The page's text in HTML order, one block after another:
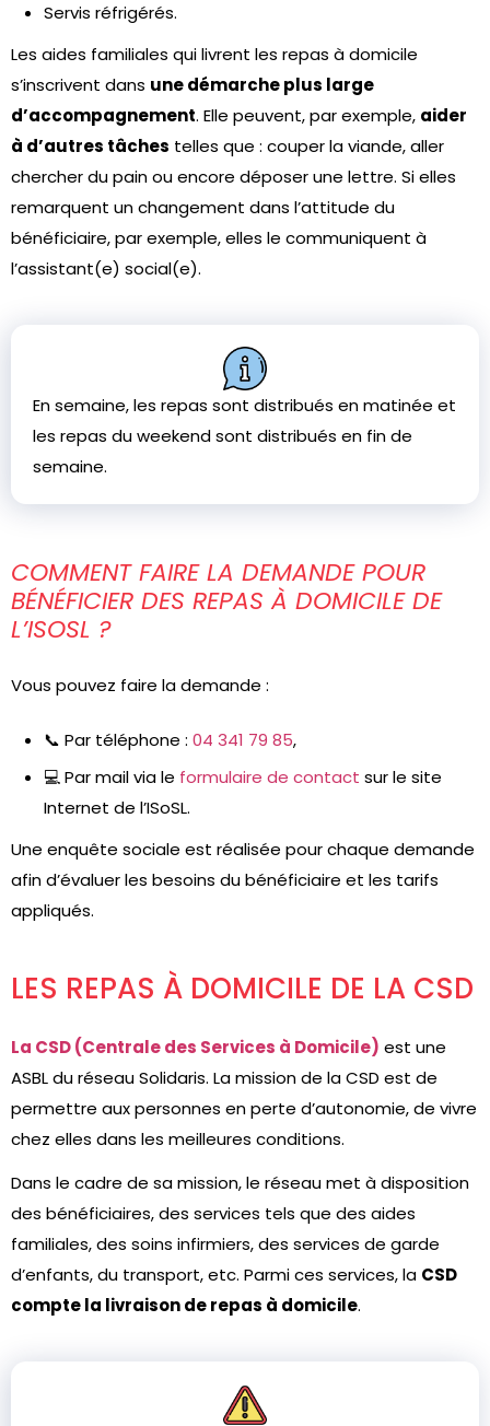
Servis réfrigérés.
Les aides familiales qui livrent les repas à domicile
s’inscrivent dans une démarche plus large
d’accompagnement. Elle peuvent, par exemple, aider
à d’autres tâches telles que : couper la viande, aller
chercher du pain ou encore déposer une lettre. Si elles
remarquent un changement dans l’attitude du
bénéficiaire, par exemple, elles le communiquent à
l’assistant(e) social(e).
En semaine, les repas sont distribués en matinée et
les repas du weekend sont distribués en fin de
semaine.
COMMENT FAIRE LA DEMANDE POUR
BÉNÉFICIER DES REPAS À DOMICILE DE
L’ISOSL ?
Vous pouvez faire la demande :
📞 Par téléphone : 04 341 79 85,
💻 Par mail via le formulaire de contact sur le site
Internet de l’ISoSL.
Une enquête sociale est réalisée pour chaque demande
afin d’évaluer les besoins du bénéficiaire et les tarifs
appliqués.
LES REPAS À DOMICILE DE LA CSD
La CSD (Centrale des Services à Domicile) est une
ASBL du réseau Solidaris. La mission de la CSD est de
permettre aux personnes en perte d’autonomie, de vivre
chez elles dans les meilleures conditions.
Dans le cadre de sa mission, le réseau met à disposition
des bénéficiaires, des services tels que des aides
familiales, des soins infirmiers, des services de garde
d’enfants, du transport, etc. Parmi ces services, la CSD
compte la livraison de repas à domicile.